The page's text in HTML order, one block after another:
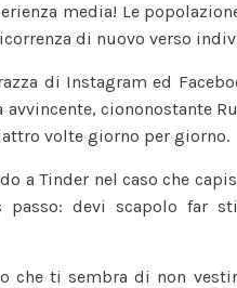
al
giorno
popolazione
trascorrono
verso
media! Le
di nuovo verso
di Instagram ed
ciononostante
volte giorno per giorno.
a Tinder nel caso che
devi scapolo far
che ti sembra di non